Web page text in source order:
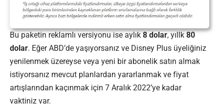
Bu paketin reklamlı versiyonu ise aylık8 dolar, yıllk80
dolar. Eğer ABD’de yaşıyorsanız ve Disney Plus üyeliğiniz
yenilenmek üzereyse veya yeni bir abonelik satın almak
istiyorsanız mevcut planlardan yararlanmak ve fiyat
artışlarından kaçınmak için 7 Aralık 2022’ye kadar
vaktiniz var.